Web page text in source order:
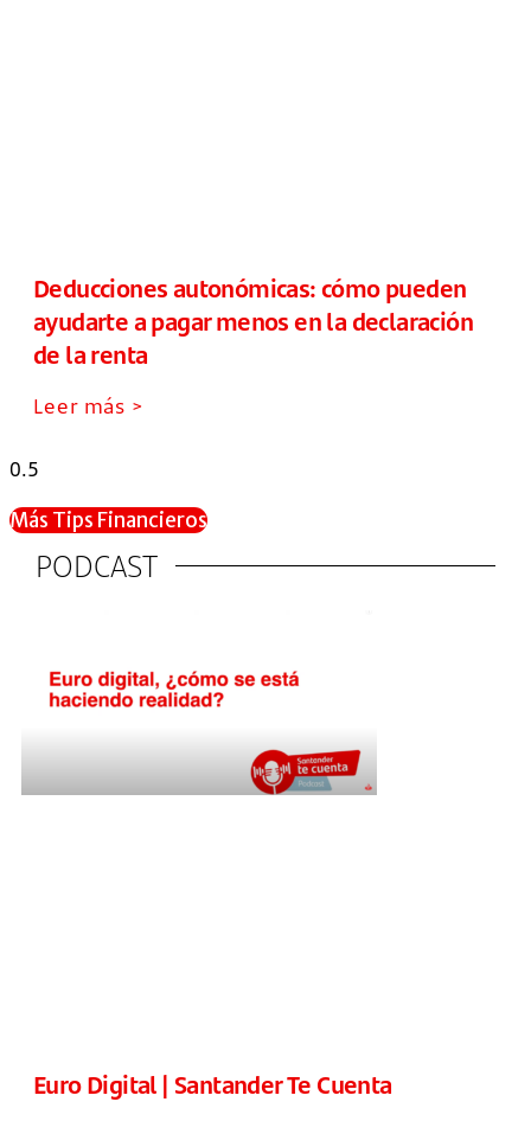
Deducciones autonómicas: cómo pueden
ayudarte a pagar menos en la declaración
de la renta
Leer más >
Más Tips Financieros
PODCAST
Euro Digital | Santander Te Cuenta